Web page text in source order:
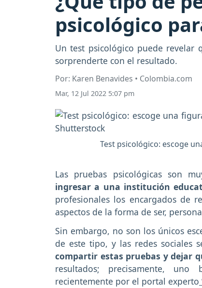
psicológico
Un test psicológico puede revelar
sorprenderte con el resultado.
Por: Karen Benavides • Colombia.com
Mar, 12 Jul 2022 5:07 pm
Test psicológico: escoge
Las pruebas psicológicas son
ingresar a una institución
profesionales los encargados de
aspectos de la forma de ser,
Sin embargo, no son los únicos
de este tipo, y las redes sociales
compartir estas pruebas y dejar
resultados; precisamente,
recientemente por el portal experto